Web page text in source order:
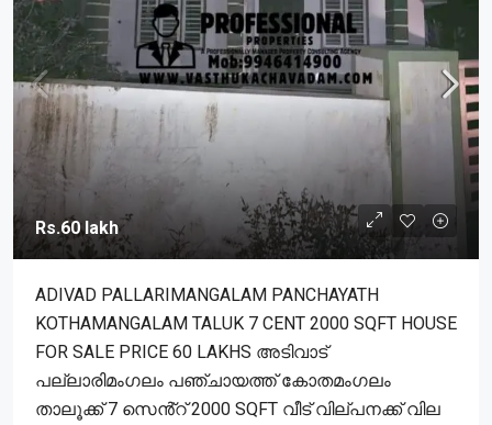
Rs.60 lakh
ADIVAD PALLARIMANGALAM PANCHAYATH
KOTHAMANGALAM TALUK 7 CENT 2000 SQFT HOUSE
FOR SALE PRICE 60 LAKHS അടിവാട്
പല്ലാരിമംഗലം പഞ്ചായത്ത് കോതമംഗലം
താലൂക്ക് 7 സെൻ്റ് 2000 SQFT വീട് വില്പനക്ക് വില